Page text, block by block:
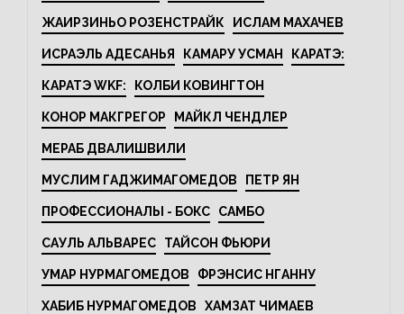
ЖАИРЗИНЬО РОЗЕНСТРАЙК ИСЛАМ МАХАЧЕВ
ИСРАЭЛЬ АДЕСАНЬЯ КАМАРУ УСМАН КАРАТЭ:
КАРАТЭ WKF: КОЛБИ КОВИНГТОН
КОНОР МАКГРЕГОР МАЙКЛ ЧЕНДЛЕР
МЕРАБ ДВАЛИШВИЛИ
МУСЛИМ ГАДЖИМАГОМЕДОВ ПЕТР ЯН
ПРОФЕССИОНАЛЫ - БОКС САМБО
САУЛЬ АЛЬВАРЕС ТАЙСОН ФЬЮРИ
УМАР НУРМАГОМЕДОВ ФРЭНСИС НГАННУ
ХАБИБ НУРМАГОМЕДОВ ХАМЗАТ ЧИМАЕВ